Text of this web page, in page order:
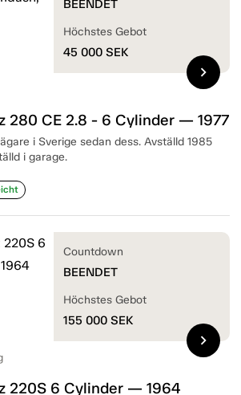
280 CE 2.8 - 6 Cylinder — 1977
i Sverige sedan dess. Avställd 1985
i garage.
BEENDET
Höchstes Gebot
45 000 SEK
chevron_right
220S 6 Cylinder — 1964
Countdown
BEENDET
Höchstes Gebot
155 000 SEK
chevron_right